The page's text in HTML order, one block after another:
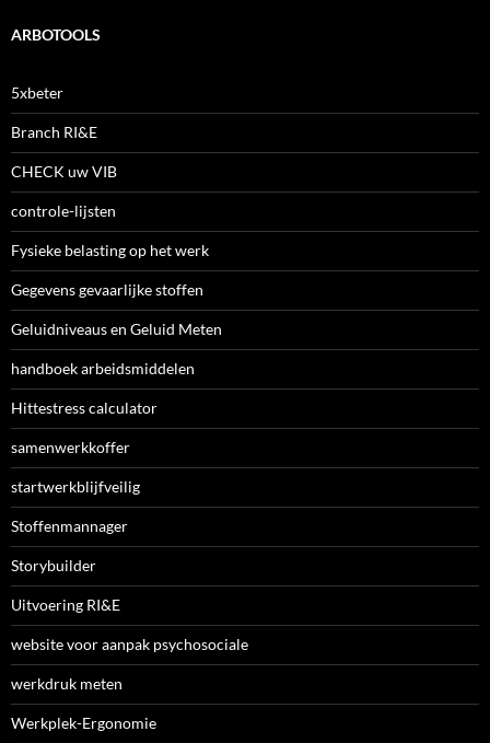
ARBOTOOLS
5xbeter
Branch RI&E
CHECK uw VIB
controle-lijsten
Fysieke belasting op het werk
Gegevens gevaarlijke stoffen
Geluidniveaus en Geluid Meten
handboek arbeidsmiddelen
Hittestress calculator
samenwerkkoffer
startwerkblijfveilig
Stoffenmannager
Storybuilder
Uitvoering RI&E
website voor aanpak psychosociale
werkdruk meten
Werkplek-Ergonomie